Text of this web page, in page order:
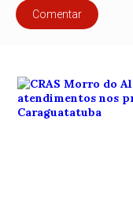
Comentar